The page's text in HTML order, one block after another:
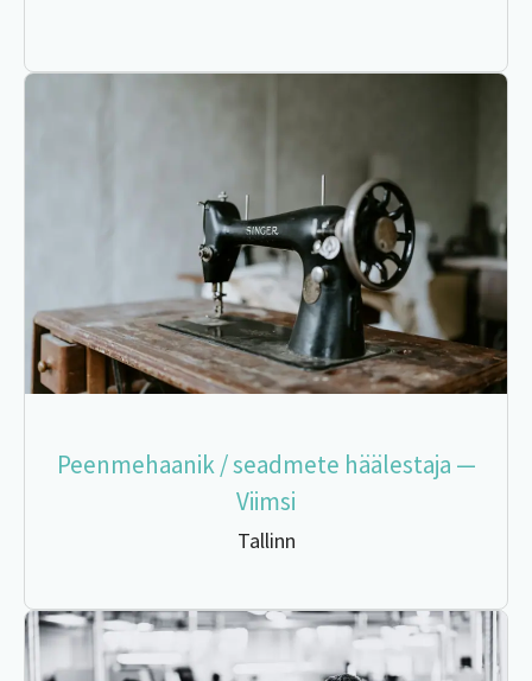
Peenmehaanik / seadmete häälestaja —
Viimsi
Tallinn